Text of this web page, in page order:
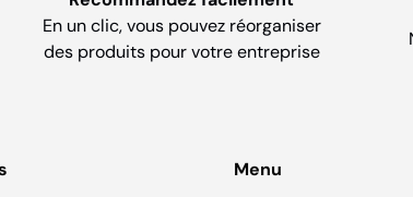
En un clic, vous pouvez réorganiser
des produits pour votre entreprise
Menu